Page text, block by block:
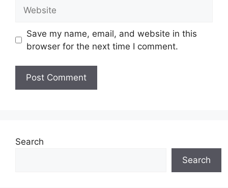
Save my name, email, and website in this
browser for the next time I comment.
Search
Search